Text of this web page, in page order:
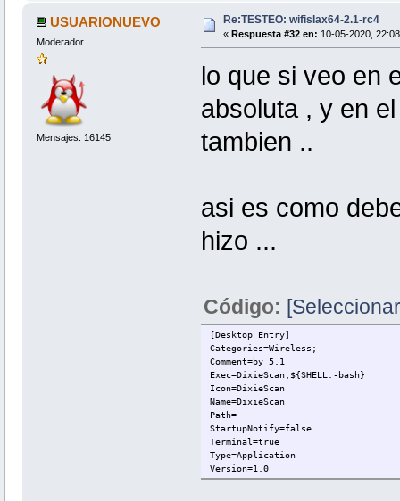
USUARIONUEVO
Moderador
Mensajes: 16145
Re:TESTEO: wifislax64-2.1-rc4
« Respuesta #32 en: 10-05-2020,
lo que si veo en
absoluta , y en
tambien ..
asi es como
hizo ...
Código:
[Desktop Entry]
Categories=Wireless;
Comment=by 5.1
Exec=DixieScan;${SHELL:-bash}
Icon=DixieScan
Name=DixieScan
Path=
StartupNotify=false
Terminal=true
Type=Application
Version=1.0